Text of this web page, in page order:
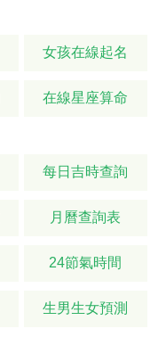
女孩在線起名
在線星座算命
每日吉時查詢
月曆查詢表
24節氣時間
生男生女預測